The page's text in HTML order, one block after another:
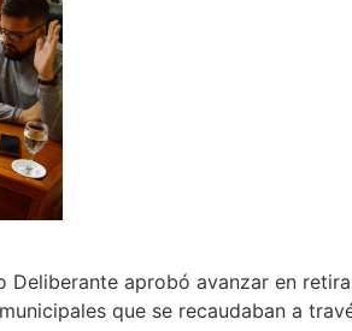
Deliberante aprobó avanzar en
que se recaudaban a